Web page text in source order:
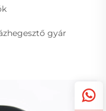
gyár